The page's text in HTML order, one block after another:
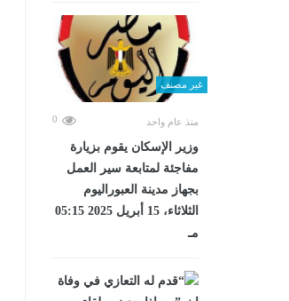
غير مصنف
منذ عام واحد 0
وزير الإسكان يقوم بزيارة
مفاجئة لمتابعة سير العمل
بجهاز مدينة العبوراليوم
الثلاثاء، 15 أبريل 2025 05:15
مـ